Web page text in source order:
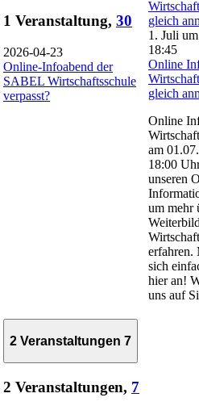
1 Veranstaltung, 30
2026-04-23
Online-Infoabend der
SABEL Wirtschaftsschule
verpasst?
gleich
1. Juli
18:45
Online
gleich
Online
am
18:00
unseren
um mehr
erfahren.
sich
hier an!
uns auf
2 Veranstaltungen 7
2 Veranstaltungen, 7